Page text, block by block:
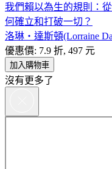
我們賴以為生的規則：
何確立和打破一切？
洛琳‧達斯頓(Lorraine
優惠價: 7.9 折, 497 元
加入購物車
沒有更多了